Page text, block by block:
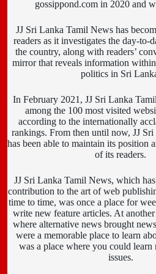
gossippond.com in 2020 and
JJ Sri Lanka Tamil News has
readers as it investigates the day-to-
the country, along with readers’
mirror that reveals information
politics in Sri
In February 2021, JJ Sri Lanka
among the 100 most visited
according to the internationally
rankings. From then until now, JJ
has been able to maintain its position
of its readers.
JJ Sri Lanka Tamil News, which
contribution to the art of web
time to time, was once a place for
write new feature articles. At
where alternative news brought
were a memorable place to learn
was a place where you could learn
issues.